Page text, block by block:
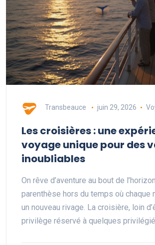
Transbeauce juin 29, 2026
Les croisières : une
voyage unique pour des
inoubliables
On rêve d’aventure au bout de
parenthèse hors du temps où chaque
un nouveau rivage. La croisière, loin
privilège réservé à quelques